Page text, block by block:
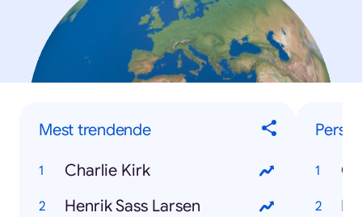
Mest trendende
Charlie Kirk
Henrik Sass Larsen